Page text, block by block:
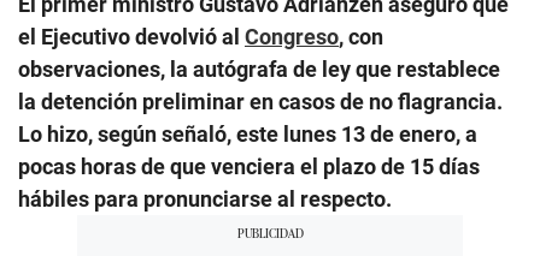
el Ejecutivo devolvió al Congreso, con
observaciones, la autógrafa de ley que restablece
la detención preliminar en casos de no flagrancia.
Lo hizo, según señaló, este lunes 13 de enero, a
pocas horas de que venciera el plazo de 15 días
hábiles para pronunciarse al respecto.